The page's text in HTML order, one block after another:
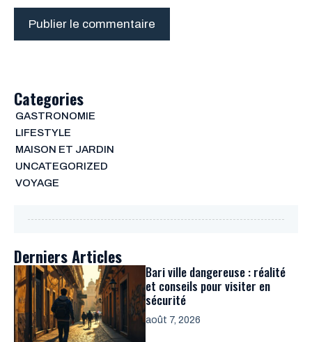
Categories
GASTRONOMIE
LIFESTYLE
MAISON ET JARDIN
UNCATEGORIZED
VOYAGE
Derniers Articles
Bari ville dangereuse : réalité
et conseils pour visiter en
sécurité
août 7, 2026